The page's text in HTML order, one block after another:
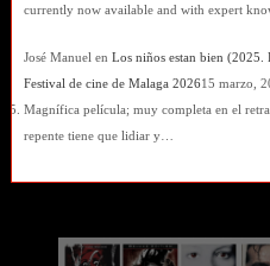
currently now available and with expert
José Manuel en Los niños estan bien
Festival de cine de Malaga 202615 marzo,
Magnífica película; muy completa en el
repente tiene que lidiar y…